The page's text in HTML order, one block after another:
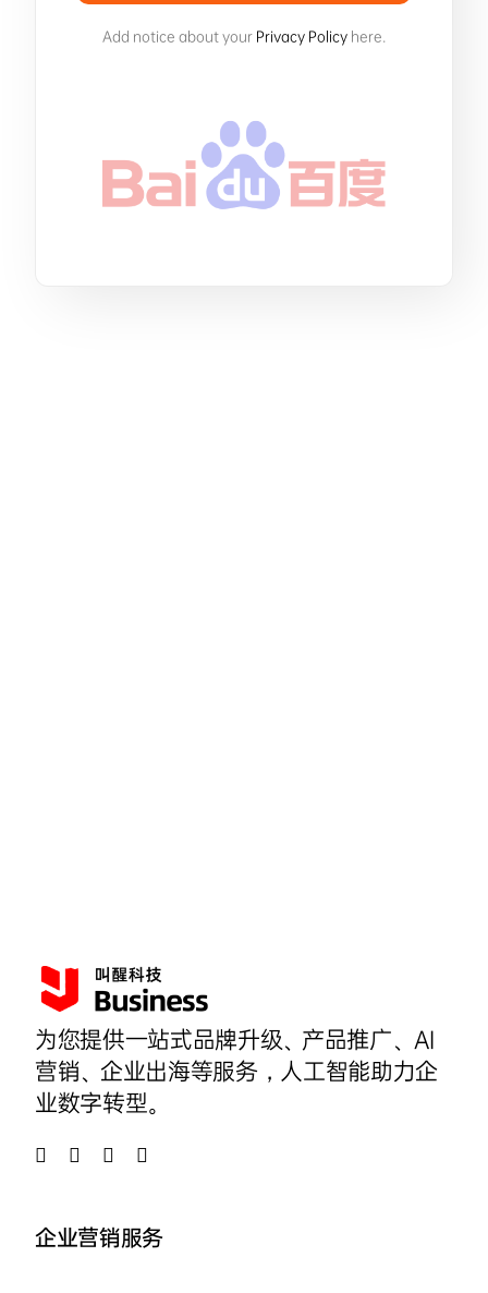
Add notice about your Privacy Policy here.
为您提供一站式品牌升级、产品推广、AI
营销、企业出海等服务，人工智能助力企
业数字转型。
企业营销服务